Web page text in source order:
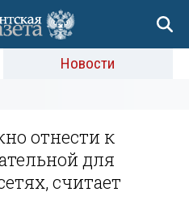
Новости
отнести к
для
считает